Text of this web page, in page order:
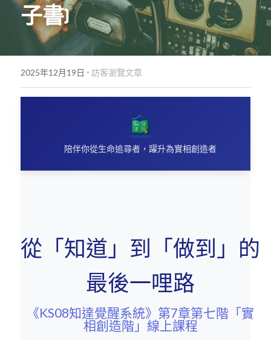
歡迎來電
POWERED BY
子書)
2025年12月19日 · 訪客瀏覽文章
陪伴你從生命追尋者，躍升為實相創造者
從「知道」到「做到」的
最後一哩路
《KS08知達覺醒系統》第7章第七階「實
相創造階」線上課程